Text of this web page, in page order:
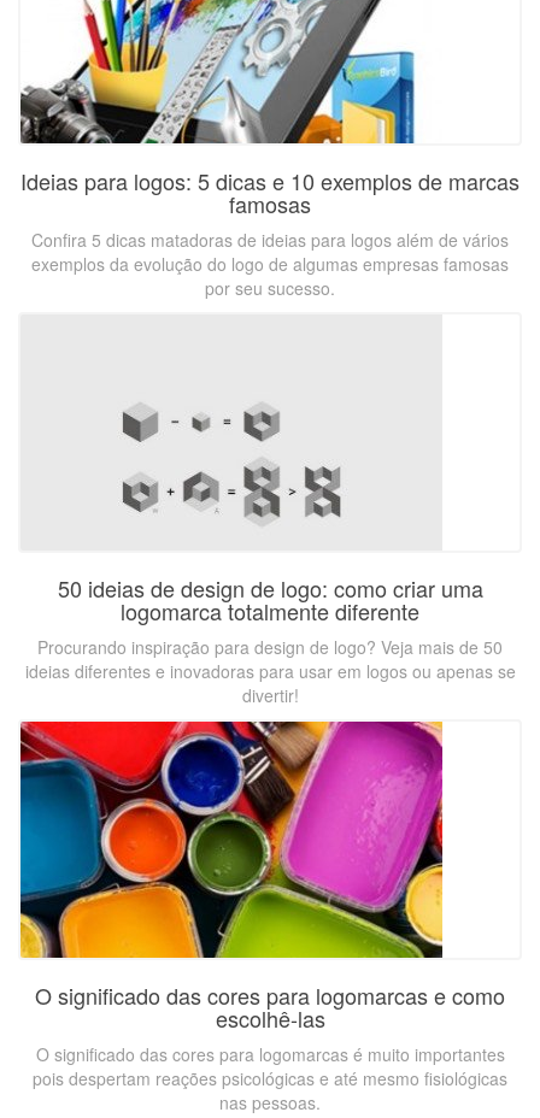
Ideias para logos: 5 dicas e 10 exemplos de marcas
famosas
Confira 5 dicas matadoras de ideias para logos além de vários
exemplos da evolução do logo de algumas empresas famosas
por seu sucesso.
50 ideias de design de logo: como criar uma
logomarca totalmente diferente
Procurando inspiração para design de logo? Veja mais de 50
ideias diferentes e inovadoras para usar em logos ou apenas se
divertir!
O significado das cores para logomarcas e como
escolhê-las
O significado das cores para logomarcas é muito importantes
pois despertam reações psicológicas e até mesmo fisiológicas
nas pessoas.